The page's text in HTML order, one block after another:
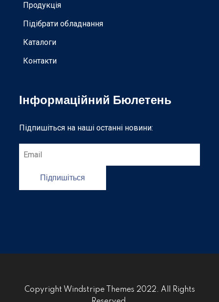
Продукція
Підібрати обладнання
Каталоги
Контакти
Інформаційний Бюлетень
Підпишіться на наші останні новини:
Підпишіться
Copyright Windstripe Themes 2022. All Rights